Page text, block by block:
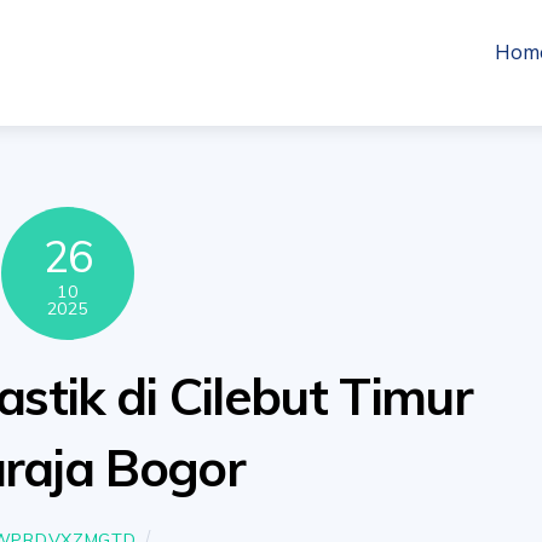
26
10
2025
di Cilebut Timur
Bogor